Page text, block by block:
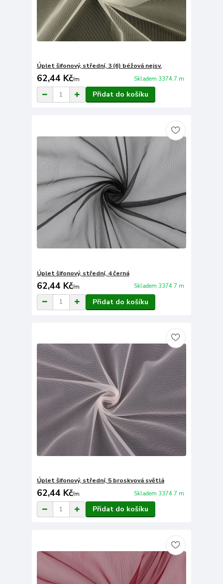
Úplet šifonový, střední, 3 (6) béžová nejsv.
62,44 Kč/m Skladem 3374.7 m
Přidat do košíku
Úplet šifonový, střední, 4 černá
62,44 Kč/m Skladem 3374.7 m
Přidat do košíku
Úplet šifonový, střední, 5 broskvová světlá
62,44 Kč/m Skladem 3374.7 m
Přidat do košíku